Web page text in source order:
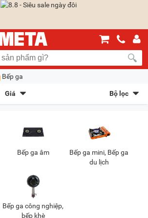
Bếp ga
(8)
Giá
Giá tăng dần Giảm giá
Bộ lọc
Bếp ga âm
Bếp ga mini, Bếp ga
du lịch
Bếp ga công nghiệp,
bếp khè